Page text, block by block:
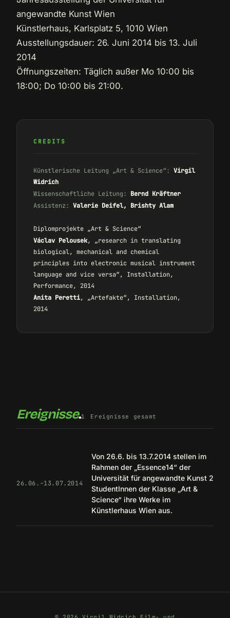
angewandte Kunst Wien
Künstlerhaus, Karlsplatz 5, 1010 Wien
Ausstellungsdauer: 26. Juni 2014 bis 13. Juli
2014
Öffnungszeiten: Täglich außer Mo 10:00 bis
18:00; Do 10:00 bis 21:00.
CREDITS
Künstlerische Leitung „Art & Science“: Virgil
Widrich
Wissenschaftliche Leitung:
Bernd Kräftner
Assistenz: Valerie Deifel, Brishty Alam
Diplomprojekte „Art & Science“
Václav Pelousek, „research in translating
biological, mechanical and chemical
principles into electronic musical instrument
language and vice versa“, Installation,
Performance, 2014
Anita Peretti, „Artefakte“, Installation,
2014
Ereignisse.1 Ereignisse gesamt
26.06.–13.07.2014
Von 26.6. bis 13.7.2014 stellen im
Rahmen der „Essence14“ der
Universität für angewandte Kunst 2
StudentInnen der Klasse „Art &
Science“ ihre Werke im
Künstlerhaus Wien aus.